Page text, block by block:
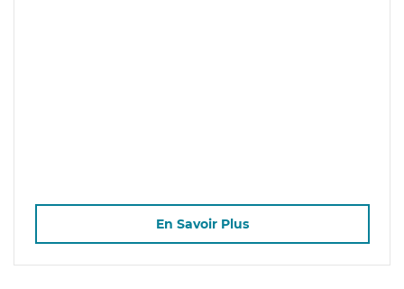
En Savoir Plus